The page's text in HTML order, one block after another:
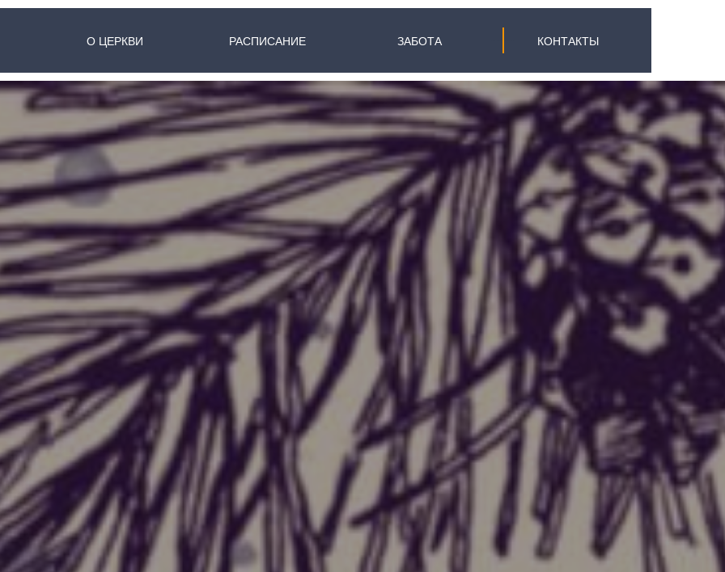
О ЦЕРКВИ РАСПИСАНИЕ КОНТАКТЫ
ЗАБОТА